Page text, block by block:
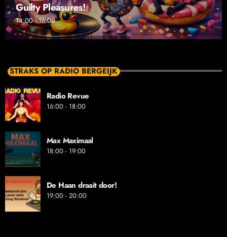
Guilty Pleasures!
14:00 - 16:00
STRAKS OP RADIO BERGEIJK
Radio Revue
16:00 - 18:00
Max Maximaal
18:00 - 19:00
De Haan draait door!
19:00 - 20:00